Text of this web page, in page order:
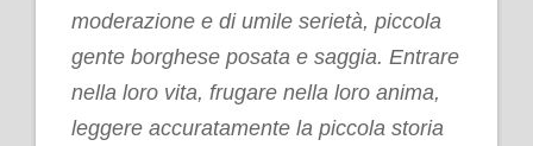
moderazione e di umile serietà, piccola
gente borghese posata e saggia. Entrare
nella loro vita, frugare nella loro anima,
leggere accuratamente la piccola storia